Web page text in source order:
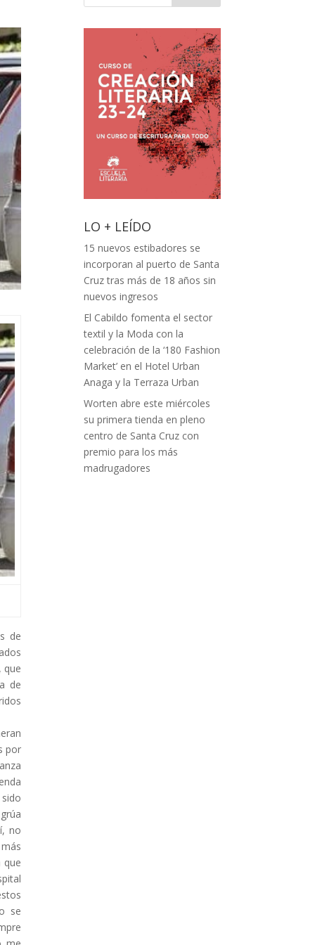
de
que
de
por
no
que
se
LO + LEÍDO
15 nuevos estibadores se
incorporan al puerto de Santa
Cruz tras más de 18 años sin
nuevos ingresos
El Cabildo fomenta el sector
textil y la Moda con la
celebración de la ‘180 Fashion
Market’ en el Hotel Urban
Anaga y la Terraza Urban
Worten abre este miércoles
su primera tienda en pleno
centro de Santa Cruz con
premio para los más
madrugadores